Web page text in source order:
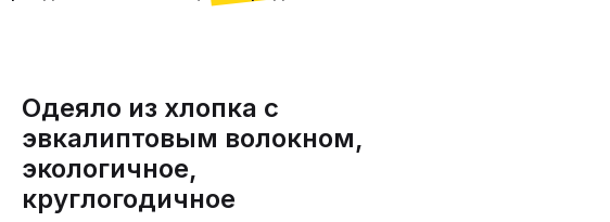
Одеяло из хлопка с
эвкалиптовым волокном,
экологичное,
круглогодичное